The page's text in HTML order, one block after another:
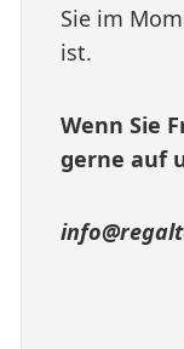
Sie im
ist.
Wenn Sie
gerne auf